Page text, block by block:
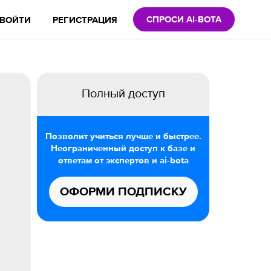
ВОЙТИ РЕГИСТРАЦИЯ СПРОСИ AI-BOTA
Полный доступ
Позволит учиться лучше и быстрее.
Неограниченный доступ к базе и
ответам от экспертов и ai-bota
ОФОРМИ ПОДПИСКУ